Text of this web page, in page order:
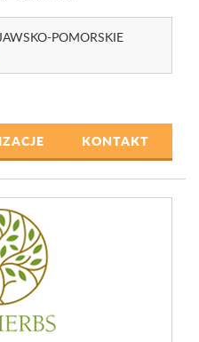
POMORSKIE
KONTAKT